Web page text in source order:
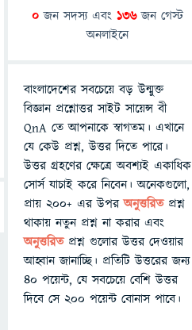
0 জন সদস্য এবং 136জন গেস্ট
অনলাইনে
বাংলাদেশের সবচেয়ে বড় উন্মুক্ত
বিজ্ঞান প্রশ্নোত্তর সাইট সায়েন্স বী
QnA তে আপনাকে স্বাগতম। এখানে
যে কেউ প্রশ্ন, উত্তর দিতে পারে।
উত্তর গ্রহণের ক্ষেত্রে অবশ্যই একাধিক
সোর্স যাচাই করে নিবেন। অনেকগুলো,
প্রায় ২০০+ এর উপরঅনুত্তরিতপ্রশ্ন
থাকায় নতুন প্রশ্ন না করার এবং
অনুত্তরিত প্রশ্ন গুলোর উত্তর দেওয়ার
আহ্বান জানাচ্ছি। প্রতিটি উত্তরের জন্য
৪০ পয়েন্ট, যে সবচেয়ে বেশি উত্তর
দিবে সে ২০০ পয়েন্ট বোনাস পাবে।